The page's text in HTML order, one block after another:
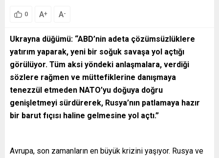
0 A+ A-
Ukrayna düğümü: “ABD’nin adeta çözümsüzlüklere
yatırım yaparak, yeni bir soğuk savaşa yol açtığı
görülüyor. Tüm aksi yöndeki anlaşmalara, verdiği
sözlere rağmen ve müttefiklerine danışmaya
tenezzül etmeden NATO’yu doğuya doğru
genişletmeyi sürdürerek, Rusya’nın patlamaya hazır
bir barut fıçısı haline gelmesine yol açtı.”
Avrupa, son zamanların en büyük krizini yaşıyor. Rusya ve